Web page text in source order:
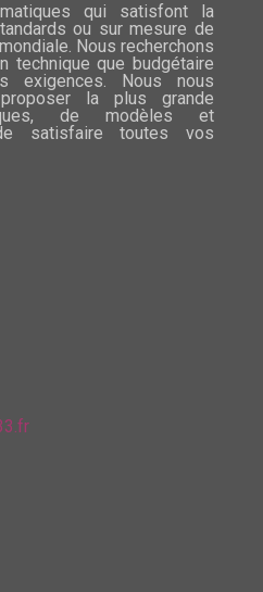
qui satisfont la
ou sur mesure de
Nous recherchons
technique que budgétaire
exigences. Nous nous
la plus grande
de modèles et
satisfaire toutes vos